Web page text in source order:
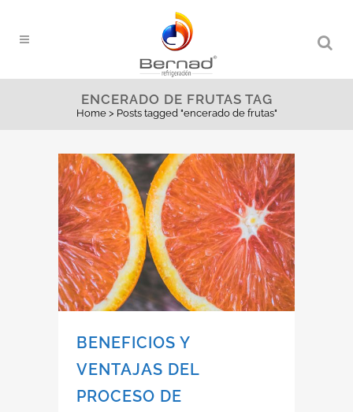
ENCERADO DE FRUTAS TAG
Home> Posts tagged "encerado de frutas"
BENEFICIOS Y
VENTAJAS DEL
PROCESO DE